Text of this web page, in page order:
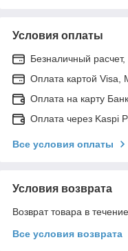
Условия оплаты
Безналичный
Оплата картой Visa,
Оплата на карту
Оплата через Kaspi
Все условия оплаты
Условия возврата
Возврат товара в
Все условия возврата